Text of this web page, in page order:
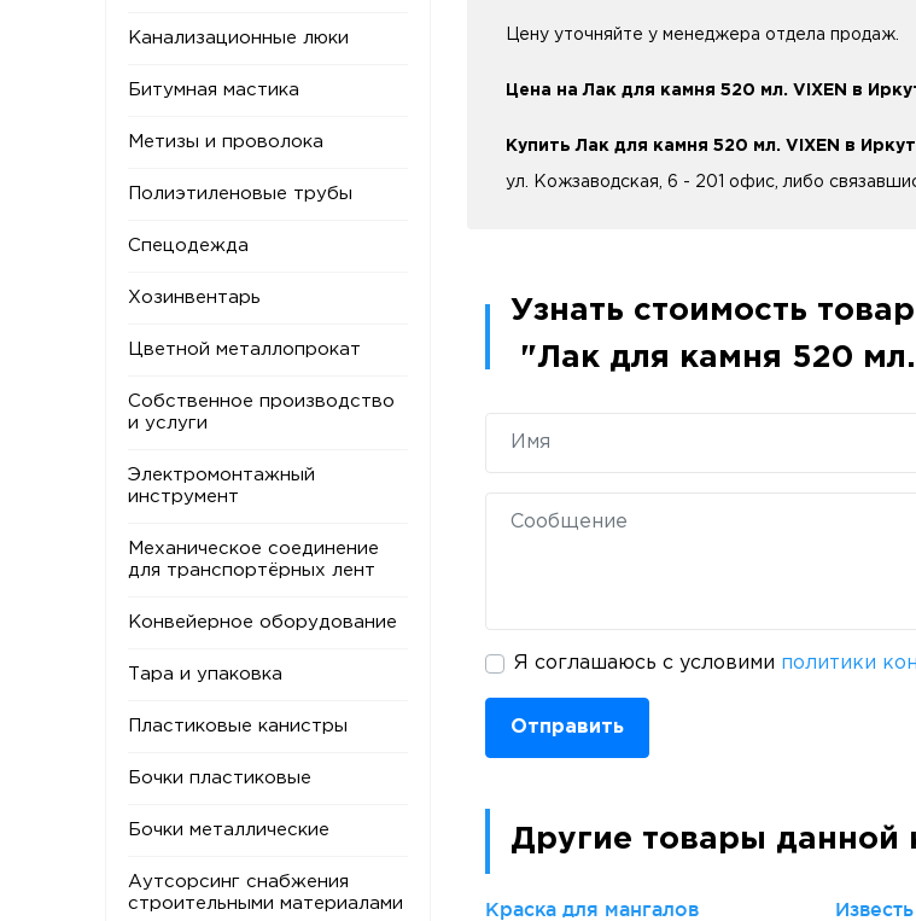
Канализационные люки
Битумная мастика
Метизы и проволока
Полиэтиленовые трубы
Спецодежда
Хозинвентарь
Цветной металлопрокат
Собственное производство
и услуги
Электромонтажный
инструмент
Механическое соединение
для транспортёрных лент
Конвейерное оборудование
Тара и упаковка
Пластиковые канистры
Бочки пластиковые
Бочки металлические
Аутсорсинг снабжения
строительными материалами
Цену уточняйте у менеджера отдела продаж.
Цена на Лак для камня 520 мл. VIXEN в
Купить Лак для камня 520 мл. VIXEN в
ул. Кожзаводская, 6 - 201 офис, либо
Узнать стоимость
"Лак для камня 520
Я соглашаюсь с условими политики
Отправить
Другие товары данной
Краска для мангалов